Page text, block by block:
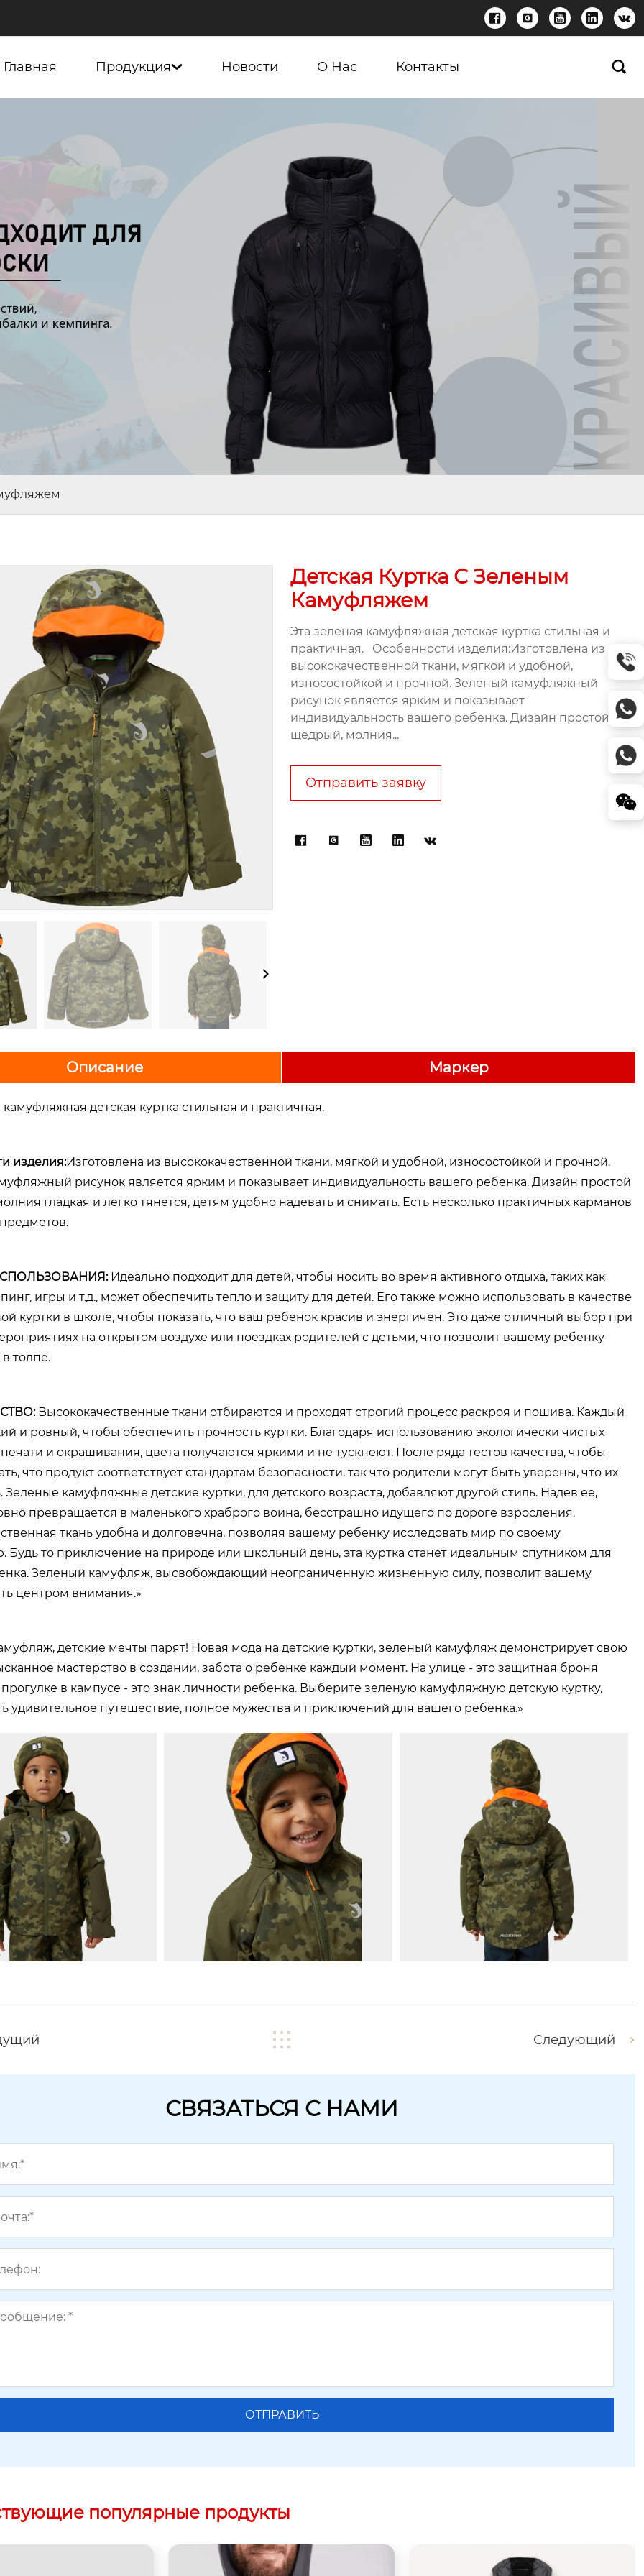
    
Главная Продукция Новости О Нас Контакты 
Детская Куртка С Зеленым
Камуфляжем
Эта зеленая камуфляжная детская куртка стильная и
практичная. Особенности изделия:Изготовлена из
высококачественной ткани, мягкой и удобной,
износостойкой и прочной. Зеленый камуфляжный
рисунок является ярким и показывает
индивидуальность вашего ребенка. Дизайн простой и
щедрый, молния...
Отправить заявку
    
Описание Маркер
камуфляжная детская куртка стильная и практичная.
изделия:Изготовлена из высококачественной ткани, мягкой и удобной, износостойкой и прочной.
рисунок является ярким и показывает индивидуальность вашего ребенка. Дизайн простой
гладкая и легко тянется, детям удобно надевать и снимать. Есть несколько практичных карманов
Идеально подходит для детей, чтобы носить во время активного отдыха, таких как
игры и т.д., может обеспечить тепло и защиту для детей. Его также можно использовать в качестве
куртки в школе, чтобы показать, что ваш ребенок красив и энергичен. Это даже отличный выбор при
на открытом воздухе или поездках родителей с детьми, что позволит вашему ребенку
толпе.
Высококачественные ткани отбираются и проходят строгий процесс раскроя и пошива. Каждый
и ровный, чтобы обеспечить прочность куртки. Благодаря использованию экологически чистых
и окрашивания, цвета получаются яркими и не тускнеют. После ряда тестов качества, чтобы
что продукт соответствует стандартам безопасности, так что родители могут быть уверены, что их
Зеленые камуфляжные детские куртки, для детского возраста, добавляют другой стиль. Надев ее,
превращается в маленького храброго воина, бесстрашно идущего по дороге взросления.
ткань удобна и долговечна, позволяя вашему ребенку исследовать мир по своему
Будь то приключение на природе или школьный день, эта куртка станет идеальным спутником для
Зеленый камуфляж, высвобождающий неограниченную жизненную силу, позволит вашему
центром внимания.»
детские мечты парят! Новая мода на детские куртки, зеленый камуфляж демонстрирует свою
мастерство в создании, забота о ребенке каждый момент. На улице - это защитная броня
в кампусе - это знак личности ребенка. Выберите зеленую камуфляжную детскую куртку,
удивительное путешествие, полное мужества и приключений для вашего ребенка.»
Следующий
СВЯЗАТЬСЯ С НАМИ
популярные продукты